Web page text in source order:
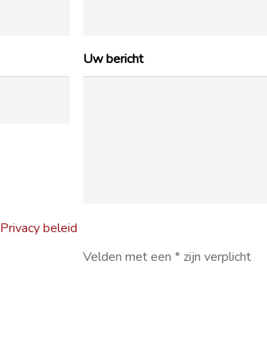
Uw bericht
Privacy beleid
Velden met een * zijn verplicht